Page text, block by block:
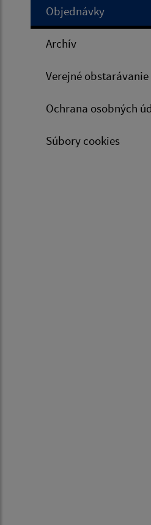
Objednávky
Archív
Verejné obstarávanie
Ochrana osobných
Súbory cookies